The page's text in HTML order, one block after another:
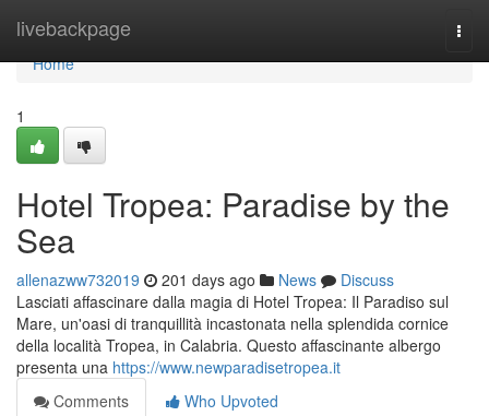
livebackpage
Home
Home
1
Hotel Tropea: Paradise by the
Sea
allenazww732019 201 days ago News
Discuss
Lasciati affascinare dalla magia di Hotel Tropea: Il Paradiso sul
Mare, un'oasi di tranquillità incastonata nella splendida cornice
della località Tropea, in Calabria. Questo affascinante albergo
presenta una https://www.newparadisetropea.it
Comments
Who Upvoted